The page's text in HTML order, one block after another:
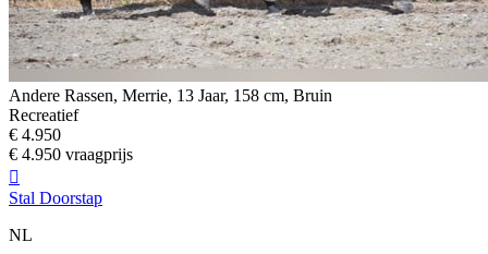
Andere Rassen, Merrie, 13 Jaar, 158 cm, Bruin
Recreatief
€ 4.950
€ 4.950 vraagprijs

Stal Doorstap
NL